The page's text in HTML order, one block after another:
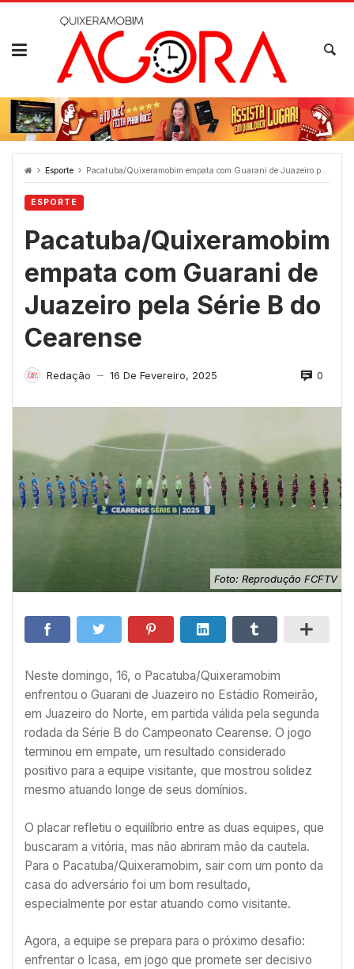
Skip
Esporte Pacatuba/Quixeramobim empata com Guarani de Juazeiro pela Série B do Cearense
ESPORTE
Pacatuba/Quixeramobim
empata com Guarani de
Juazeiro pela Série B do
Cearense
Redação — 16 De Fevereiro, 2025 0
Foto: Reprodução FCFTV
Neste domingo, 16, o Pacatuba/Quixeramobim
enfrentou o Guarani de Juazeiro no Estádio Romeirão,
em Juazeiro do Norte, em partida válida pela segunda
rodada da Série B do Campeonato Cearense. O jogo
terminou em empate, um resultado considerado
positivo para a equipe visitante, que mostrou solidez
mesmo atuando longe de seus domínios.
O placar refletiu o equilíbrio entre as duas equipes, que
buscaram a vitória, mas não abriram mão da cautela.
Para o Pacatuba/Quixeramobim, sair com um ponto da
casa do adversário foi um bom resultado,
especialmente por estar atuando como visitante.
Agora, a equipe se prepara para o próximo desafio:
enfrentar o Icasa, em jogo que promete ser decisivo